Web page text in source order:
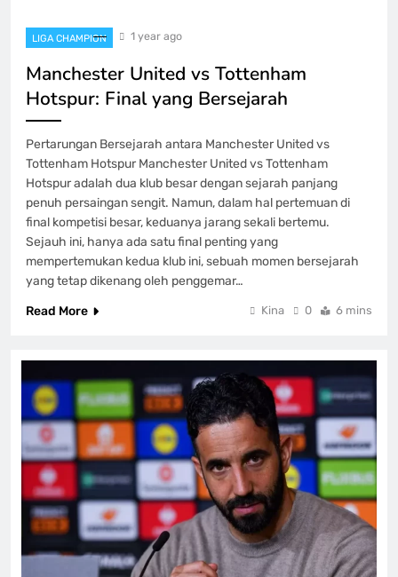
LIGA CHAMPION 1 year ago
Manchester United vs Tottenham
Hotspur: Final yang Bersejarah
Pertarungan Bersejarah antara Manchester United vs
Tottenham Hotspur Manchester United vs Tottenham
Hotspur adalah dua klub besar dengan sejarah panjang
penuh persaingan sengit. Namun, dalam hal pertemuan di
final kompetisi besar, keduanya jarang sekali bertemu.
Sejauh ini, hanya ada satu final penting yang
mempertemukan kedua klub ini, sebuah momen bersejarah
yang tetap dikenang oleh penggemar…
Read More
Kina 0 6 mins